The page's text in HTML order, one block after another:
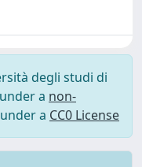
degli studi di
a non-
a CC0 License